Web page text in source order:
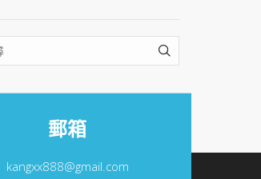
SEARCH
郵箱
kangxx888@gmail.com